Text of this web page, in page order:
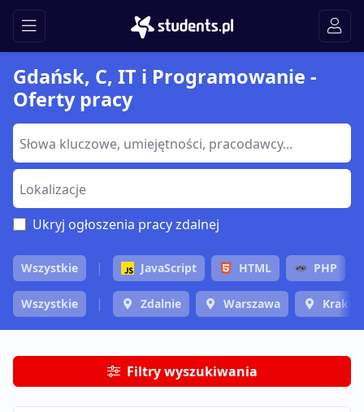
Gdańsk, C, IT i Programowanie -
Oferty pracy
Ukryj ogłoszenia pracy zdalnej
Wszystkie JavaScript HTML PHP
Wszystkie Zdalnie Warszawa
Filtry wyszukiwania